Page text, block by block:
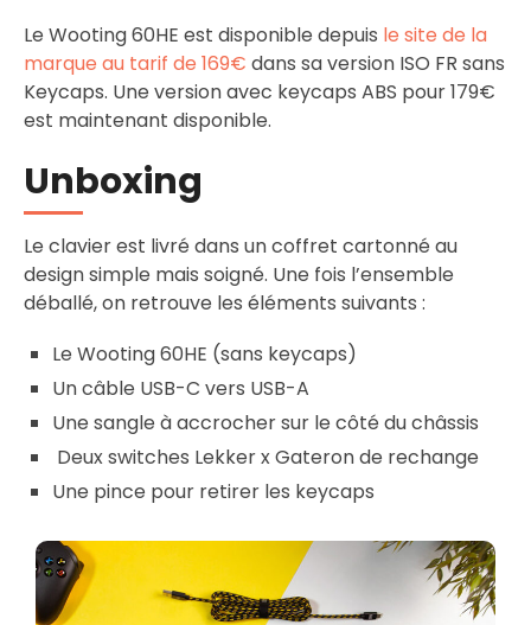
Le Wooting 60HE est disponible depuis le site de la
marque au tarif de 169€ dans sa version ISO FR sans
Keycaps. Une version avec keycaps ABS pour 179€
est maintenant disponible.
Unboxing
Le clavier est livré dans un coffret cartonné au
design simple mais soigné. Une fois l’ensemble
déballé, on retrouve les éléments suivants :
Le Wooting 60HE (sans keycaps)
Un câble USB-C vers USB-A
Une sangle à accrocher sur le côté du châssis
Deux switches Lekker x Gateron de rechange
Une pince pour retirer les keycaps